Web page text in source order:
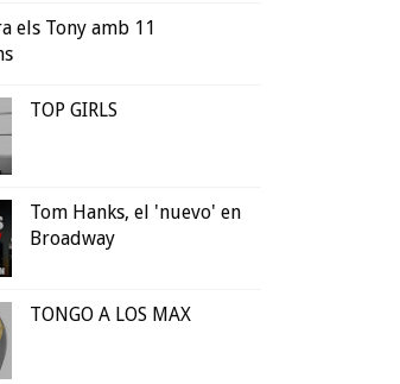
els Tony amb 11
TOP GIRLS
Tom Hanks, el 'nuevo' en
Broadway
TONGO A LOS MAX